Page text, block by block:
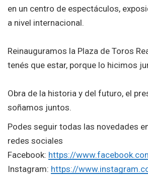
en un centro de espectáculos,
a nivel internacional.
Reinauguramos la Plaza de Toros
tenés que estar, porque lo hicimos
Obra de la historia y del futuro, el
soñamos juntos.
Podes seguir todas las novedades
redes sociales
Facebook: https://
Instagram: https://